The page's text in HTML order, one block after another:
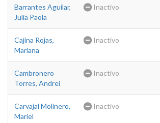
Barrantes Aguilar,
Julia Paola
Inactivo
Cajina Rojas,
Mariana
Inactivo
Cambronero
Torres, Andrei
Inactivo
Carvajal Molinero,
Mariel
Inactivo